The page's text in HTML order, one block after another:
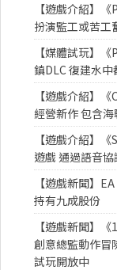
【遊戲介紹】
扮演監工或苦工
【媒體試玩】
鎮DLC 復建水
【遊戲介紹】
經營新作 包含
【遊戲介紹】
遊戲 通過語音
【遊戲新聞】
持有九成股份
【遊戲新聞】
創意總監動作冒
試玩開放中